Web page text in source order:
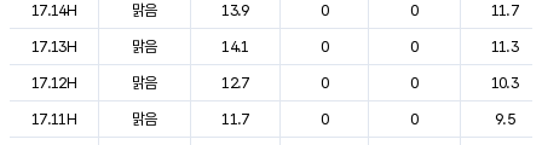
17.14H
맑음 13.9 0 0
11.7
17.13H
맑음 14.1 0 0
11.3
17.12H
맑음 12.7 0 0
10.3
17.11H
맑음 11.7 0 0
9.5